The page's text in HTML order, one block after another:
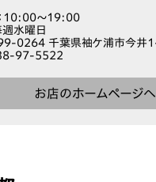
：10:00～19:00
週水曜日
0264 千葉県袖ケ浦市今井
97-5522
お店のホームページへ